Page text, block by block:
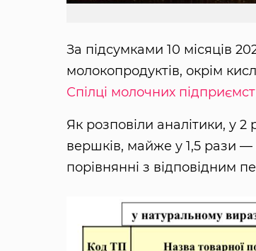
За підсумками 10 місяців
молокопродуктів, окрім
Спілці молочних
Як розповіли аналітики, у
вершків, майже у 1,5 рази —
порівнянні з відповідним